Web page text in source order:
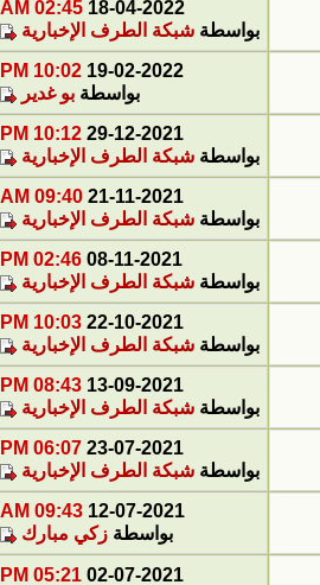
18-04-2022
02:45 AM
بواسطة شبكة الطرف الإخبارية
19-02-2022
10:02 PM
بواسطة بو غدير
29-12-2021
10:12 PM
بواسطة شبكة الطرف الإخبارية
21-11-2021
09:40 AM
بواسطة شبكة الطرف الإخبارية
08-11-2021
02:46 PM
بواسطة شبكة الطرف الإخبارية
22-10-2021
10:03 PM
بواسطة شبكة الطرف الإخبارية
13-09-2021
08:43 PM
بواسطة شبكة الطرف الإخبارية
23-07-2021
06:07 PM
بواسطة شبكة الطرف الإخبارية
12-07-2021
09:43 AM
بواسطة زكي مبارك
02-07-2021
05:21 PM